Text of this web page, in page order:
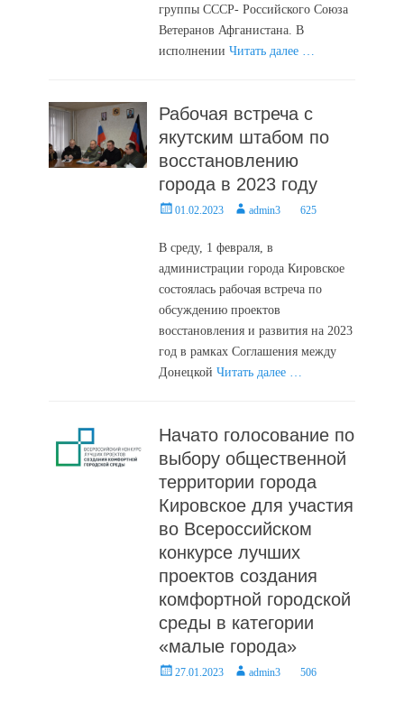
группы СССР- Российского Союза
Ветеранов Афганистана. В
исполненииЧитать далее …
Рабочая встреча с
якутским штабом по
восстановлению
города в 2023 году
Posted01.02.2023 Authoradmin3 625
В среду, 1 февраля, в
администрации города Кировское
состоялась рабочая встреча по
обсуждению проектов
восстановления и развития на 2023
год в рамках Соглашения между
ДонецкойЧитать далее …
Начато голосование по
выбору общественной
территории города
Кировское для участия
во Всероссийском
конкурсе лучших
проектов создания
комфортной городской
среды в категории
«малые города»
Posted27.01.2023 Authoradmin3 506